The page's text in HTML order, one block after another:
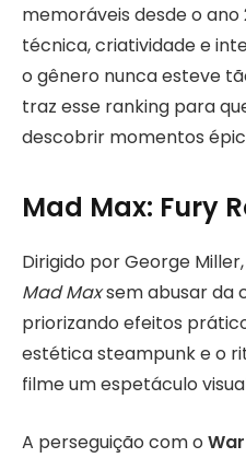
memoráveis desde o ano
técnica, criatividade e
o gênero nunca esteve
traz esse ranking para
descobrir momentos
Mad Max: Fury
Dirigido por George
Mad Maxsem abusar da
priorizando efeitos
estética steampunk e o
filme um espetáculo
A perseguição com o